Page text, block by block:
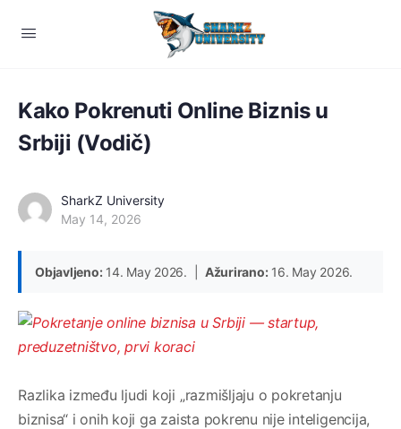
Kako Pokrenuti Online Biznis u
Srbiji (Vodič)
SharkZ University
May 14, 2026
Objavljeno:14. May 2026. | Ažurirano:16. May 2026.
Razlika između ljudi koji „razmišljaju o pokretanju
biznisa“ i onih koji ga zaista pokrenu nije inteligencija,